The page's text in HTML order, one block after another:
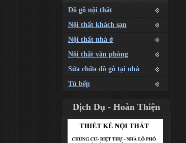
Đồ gỗ nội thất
Nội thất khách sạn
Nội thất nhà ở
Nội thất văn phòng
Sửa chữa đồ gỗ tại nhà
Tủ bếp
Dịch Dụ - Hoàn Thiện